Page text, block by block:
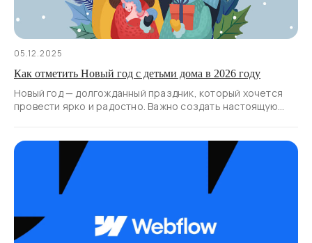
Как отметить Новый год с детьми дома в 2026 году
атмосферу волшебства для детей.